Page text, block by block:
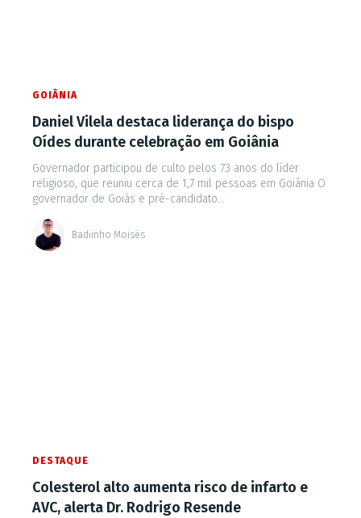
GOIÂNIA
Daniel Vilela destaca liderança do bispo
Oídes durante celebração em Goiânia
Governador participou de culto pelos 73 anos do líder
religioso, que reuniu cerca de 1,7 mil pessoas em Goiânia O
governador de Goiás e pré-candidato...
Badiinho Moisés
DESTAQUE
Colesterol alto aumenta risco de infarto e
AVC, alerta Dr. Rodrigo Resende